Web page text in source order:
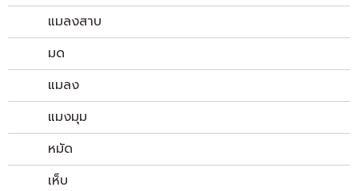
แมลงสาบ
มด
แมลง
แมงมุม
หมัด
เห็บ